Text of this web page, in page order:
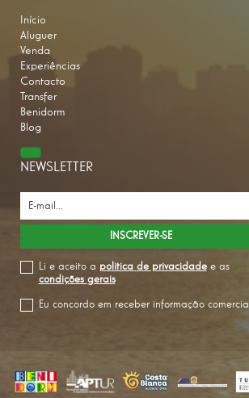
Início
Aluguer
Venda
Experiências
Contacto
Transfer
Benidorm
Blog
NEWSLETTER
Li e aceito a politica de privacidadee as
condições gerais
Eu concordo em receber informação comercial